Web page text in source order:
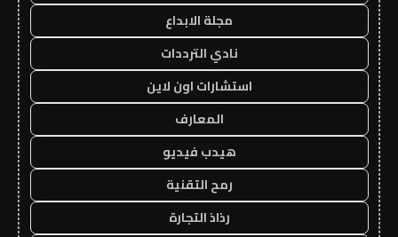
مجلة الابداع
نادي الترددات
استشارات اون لاين
المعارف
هيدب فيديو
رمح التقنية
رذاذ التجارة